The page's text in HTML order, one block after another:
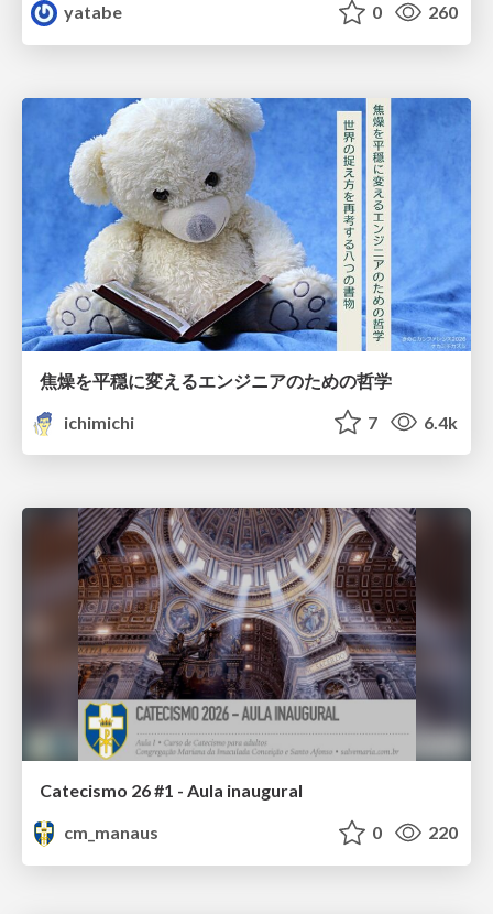
yatabe
0 260
焦燥を平穏に変えるエンジニアのための哲学
ichimichi
7 6.4k
Catecismo 26 #1 - Aula inaugural
cm_manaus
0 220